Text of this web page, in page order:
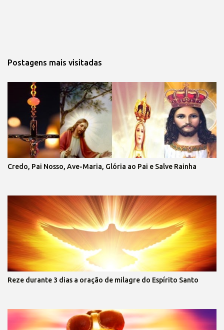
Postagens mais visitadas
Credo, Pai Nosso, Ave-Maria, Glória ao Pai e Salve Rainha
Reze durante 3 dias a oração de milagre do Espírito Santo